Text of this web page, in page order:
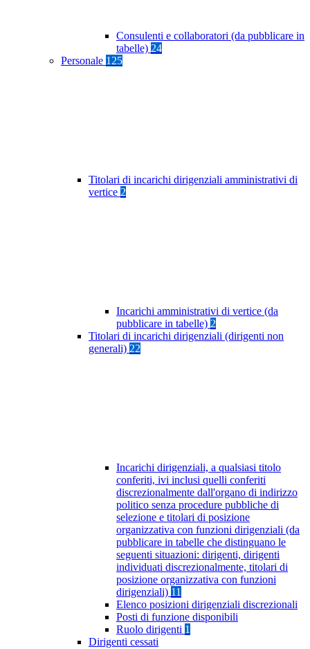
Consulenti e collaboratori (da pubblicare in
tabelle) 24
Personale 125
Titolari di incarichi dirigenziali amministrativi di
vertice 2
Incarichi amministrativi di vertice (da
pubblicare in tabelle) 2
Titolari di incarichi dirigenziali (dirigenti non
generali) 22
Incarichi dirigenziali, a qualsiasi titolo
conferiti, ivi inclusi quelli conferiti
discrezionalmente dall'organo di indirizzo
politico senza procedure pubbliche di
selezione e titolari di posizione
organizzativa con funzioni dirigenziali (da
pubblicare in tabelle che distinguano le
seguenti situazioni: dirigenti, dirigenti
individuati discrezionalmente, titolari di
posizione organizzativa con funzioni
dirigenziali) 11
Elenco posizioni dirigenziali discrezionali
Posti di funzione disponibili
Ruolo dirigenti 1
Dirigenti cessati